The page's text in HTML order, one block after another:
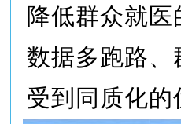
降低群众就
数据多跑路、
受到同质化